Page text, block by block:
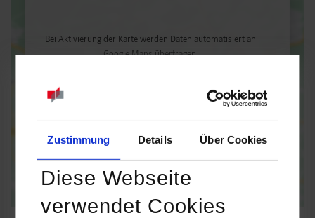
Zustimmung Details Über Cookies
Diese Webseite
verwendet Cookies
Bei Aktivierung der Karte werden Daten automatisiert an
Google Maps übertragen.
Einmalig aktivieren